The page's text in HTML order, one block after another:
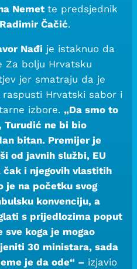
Nemet te predsjednik
Radimir Čačić.
Nađi je istaknuo da
Za bolju Hrvatsku
jer smatraju da je
Hrvatski sabor i
izbore. „Da smo to
Turudić ne bi bio
bitan. Premijer je
od javnih službi, EU
i njegovih vlastitih
je na početku svog
konvenciju, a
s prijedlozima poput
koga je mogao
30 ministara, sada
je da ode“ – izjavio